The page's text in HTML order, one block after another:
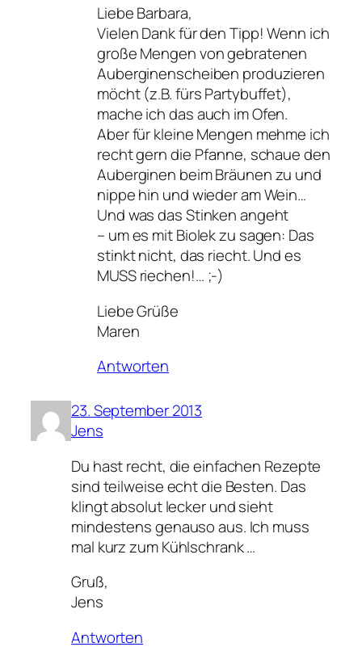
Liebe Barbara,
Vielen Dank für den Tipp! Wenn ich
große Mengen von gebratenen
Auberginenscheiben produzieren
möcht (z.B. fürs Partybuffet),
mache ich das auch im Ofen.
Aber für kleine Mengen mehme ich
recht gern die Pfanne, schaue den
Auberginen beim Bräunen zu und
nippe hin und wieder am Wein…
Und was das Stinken angeht
– um es mit Biolek zu sagen: Das
stinkt nicht, das riecht. Und es
MUSS riechen!… ;-)
Liebe Grüße
Maren
Antworten
23. September 2013
Jens
Du hast recht, die einfachen Rezepte
sind teilweise echt die Besten. Das
klingt absolut lecker und sieht
mindestens genauso aus. Ich muss
mal kurz zum Kühlschrank …
Gruß,
Jens
Antworten